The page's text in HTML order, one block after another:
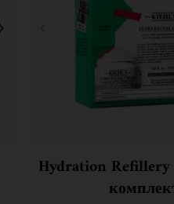
Hydration